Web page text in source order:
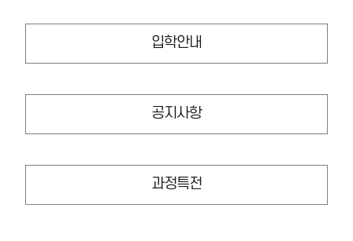
입학안내
공지사항
과정특전